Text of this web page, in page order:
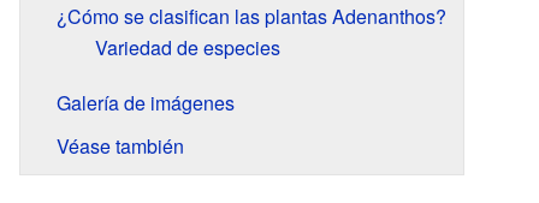
¿Cómo se clasifican las plantas Adenanthos?
Variedad de especies
Galería de imágenes
Véase también